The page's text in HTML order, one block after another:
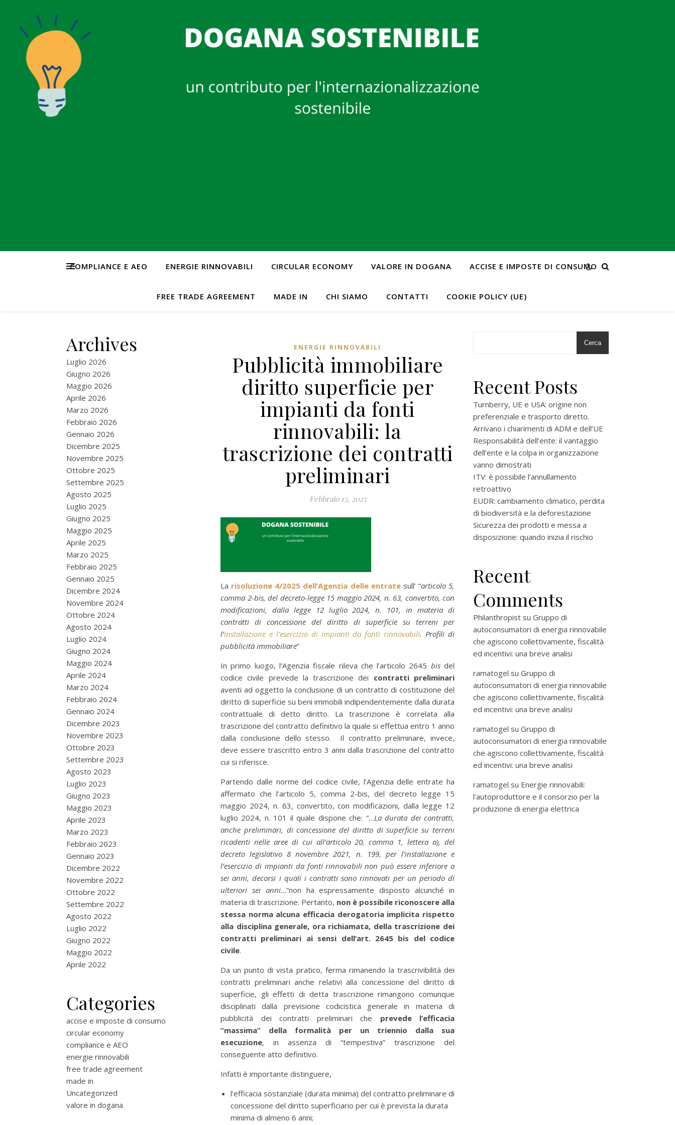
COMPLIANCE E AEO ENERGIE RINNOVABILI CIRCULAR ECONOMY VALORE IN DOGANA ACCISE E IMPOSTE DI CONSUMO
FREE TRADE AGREEMENT MADE IN CHI SIAMO CONTATTI COOKIE POLICY (UE)
Archives
Luglio 2026
Giugno 2026
Maggio 2026
Aprile 2026
Marzo 2026
Febbraio 2026
Gennaio 2026
Dicembre 2025
Novembre 2025
Ottobre 2025
Settembre 2025
Agosto 2025
Luglio 2025
Giugno 2025
Maggio 2025
Aprile 2025
Marzo 2025
Febbraio 2025
Gennaio 2025
Dicembre 2024
Novembre 2024
Ottobre 2024
Agosto 2024
Luglio 2024
Giugno 2024
Maggio 2024
Aprile 2024
Marzo 2024
Febbraio 2024
Gennaio 2024
Dicembre 2023
Novembre 2023
Ottobre 2023
Settembre 2023
Agosto 2023
Luglio 2023
Giugno 2023
Maggio 2023
Aprile 2023
Marzo 2023
Febbraio 2023
Gennaio 2023
Dicembre 2022
Novembre 2022
Ottobre 2022
Settembre 2022
Agosto 2022
Luglio 2022
Giugno 2022
Maggio 2022
Aprile 2022
Categories
accise e imposte di consumo
circular economy
compliance e AEO
energie rinnovabili
free trade agreement
made in
Uncategorized
valore in dogana
ENERGIE RINNOVABILI
Pubblicità immobiliare
diritto superficie per
impianti da fonti
rinnovabili: la
trascrizione dei contratti
preliminari
Febbraio 13, 2025
La risoluzione 4/2025 dell’Agenzia delle entrate sull’ “articolo 5,
comma 2-bis, del decreto-legge 15 maggio 2024, n. 63, convertito, con
modificazioni, dalla legge 12 luglio 2024, n. 101, in materia di
contratti di concessione del diritto di superficie su terreni per
l’installazione e l’esercizio di impianti da fonti rinnovabili. Profili di
pubblicità immobiliare”
In primo luogo, l’Agenzia fiscale rileva che l’articolo 2645 bisdel
codice civile prevede la trascrizione dei contratti preliminari
aventi ad oggetto la conclusione di un contratto di costituzione del
diritto di superficie su beni immobili indipendentemente dalla durata
contrattuale di detto diritto. La trascrizione è correlata alla
trascrizione del contratto definitivo la quale si effettua entro 1 anno
dalla conclusione dello stesso. Il contratto preliminare, invece,
deve essere trascritto entro 3 anni dalla trascrizione del contratto
cui si riferisce.
Partendo dalle norme del codice civile, l’Agenzia delle entrate ha
affermato che l’articolo 5, comma 2-bis, del decreto legge 15
maggio 2024, n. 63, convertito, con modificazioni, dalla legge 12
luglio 2024, n. 101 il quale dispone che: “…La durata dei contratti,
anche preliminari, di concessione del diritto di superficie su terreni
ricadenti nelle aree di cui all’articolo 20, comma 1, lettera a), del
decreto legislativo 8 novembre 2021, n. 199, per l’installazione e
l’esercizio di impianti da fonti rinnovabili non può essere inferiore a
sei anni, decorsi i quali i contratti sono rinnovati per un periodo di
ulteriori sei anni…”non ha espressamente disposto alcunché in
materia di trascrizione. Pertanto, non è possibile riconoscere alla
stessa norma alcuna efficacia derogatoria implicita rispetto
alla disciplina generale, ora richiamata, della trascrizione dei
contratti preliminari ai sensi dell’art. 2645 bis del codice
civile.
Da un punto di vista pratico, ferma rimanendo la trascrivibilità dei
contratti preliminari anche relativi alla concessione del diritto di
superficie, gli effetti di detta trascrizione rimangono comunque
disciplinati dalla previsione codicistica generale in materia di
pubblicità dei contratti preliminari che prevede l’efficacia
“massima” della formalità per un triennio dalla sua
esecuzione, in assenza di “tempestiva” trascrizione del
conseguente atto definitivo.
Infatti è importante distinguere,
l’efficacia sostanziale (durata minima) del contratto preliminare di
concessione del diritto superficiario per cui è prevista la durata
minima di almeno 6 anni;
Cerca
Recent Posts
Turnberry, UE e USA: origine non
preferenziale e trasporto diretto.
Arrivano i chiarimenti di ADM e dell’UE
Responsabilità dell’ente: il vantaggio
dell’ente e la colpa in organizzazione
vanno dimostrati
ITV: è possibile l’annullamento
retroattivo
EUDR: cambiamento climatico, perdita
di biodiversità e la deforestazione
Sicurezza dei prodotti e messa a
disposizione: quando inizia il rischio
Recent
Comments
Philanthropist su Gruppo di
autoconsumatori di energia rinnovabile
che agiscono collettivamente, fiscalità
ed incentivi: una breve analisi
ramatogel su Gruppo di
autoconsumatori di energia rinnovabile
che agiscono collettivamente, fiscalità
ed incentivi: una breve analisi
ramatogel su Gruppo di
autoconsumatori di energia rinnovabile
che agiscono collettivamente, fiscalità
ed incentivi: una breve analisi
ramatogel su Energie rinnovabili:
l’autoproduttore e il consorzio per la
produzione di energia elettrica